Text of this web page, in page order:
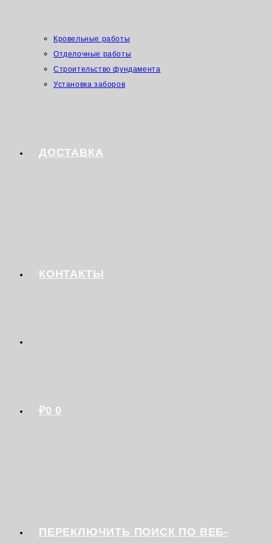
Кровельные работы
Отделочные работы
Строительство фундамента
Установка заборов
ДОСТАВКА
КОНТАКТЫ
₽0 0
ПЕРЕКЛЮЧИТЬ ПОИСК ПО ВЕБ-